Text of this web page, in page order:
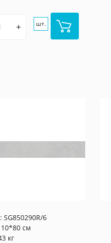
+ шт.
SG850290R/6
см
кг